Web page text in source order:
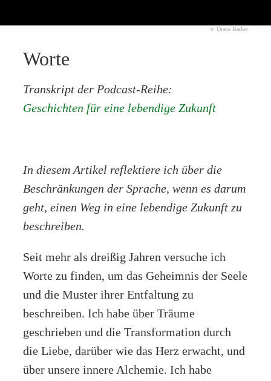
© Diane Barker
Worte
Transkript der Podcast-Reihe:
Geschichten für eine lebendige Zukunft
In diesem Artikel reflektiere ich über die
Beschränkungen der Sprache, wenn es darum
geht, einen Weg in eine lebendige Zukunft zu
beschreiben.
Seit mehr als dreißig Jahren versuche ich
Worte zu finden, um das Geheimnis der Seele
und die Muster ihrer Entfaltung zu
beschreiben. Ich habe über Träume
geschrieben und die Transformation durch
die Liebe, darüber wie das Herz erwacht, und
über unsere innere Alchemie. Ich habe